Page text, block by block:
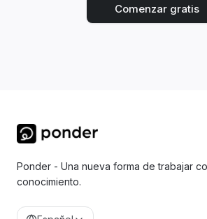
Comenzar gratis
Ponder - Una nueva forma de trabajar
conocimiento.